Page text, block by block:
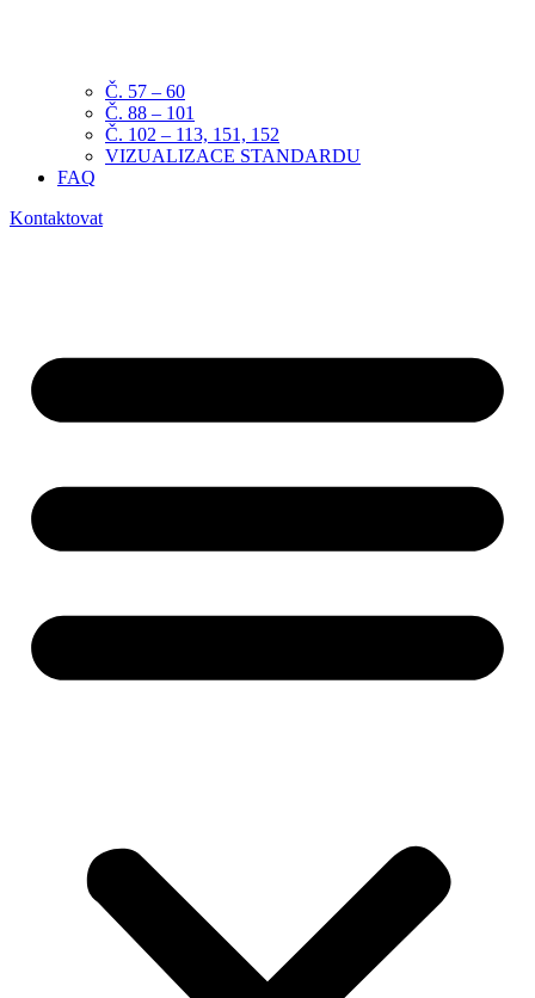
Č. 57 – 60
Č. 88 – 101
Č. 102 – 113, 151, 152
VIZUALIZACE STANDARDU
FAQ
Kontaktovat